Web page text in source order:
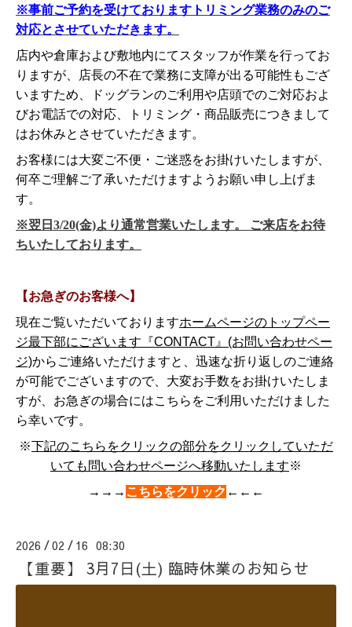
※事前ご予約を受けておりますトリミング業務のみのご
対応とさせていただきます。
店内や倉庫および敷地内にてスタッフが作業を行ってお
りますが、店長の不在で業務に支障が出る可能性もござ
いますため、ドッグランのご利用や店頭でのご対応およ
びお電話での対応、トリミング・商品販売につきまして
はお休みとさせていただきます。
お客様には大変ご不便・ご迷惑をお掛けいたしますが、
何卒ご理解ご了承いただけますようお願い申し上げま
す。
※翌日3/20(金)より通常営業いたします。 ご来店をお待
ちいたしております。
【お急ぎのお客様へ】
現在ご覧いただいておりますホームページのトップペー
ジ最下部にございます『CONTACT』(お問い合わせペー
ジ)からご連絡いただけますと、迅速な折り返しのご連絡
が可能でございますので、大変お手数をお掛けいたしま
すが、お急ぎの場合にはこちらをご利用いただけました
ら幸いです。
※下記のこ ちらをクリックの部分をクリックしていただ
いても問い合わせページへ移動いたします※
→→→ こちらをクリック ←←←
2026 /02 / 16 08:30
【重要】 3月7日(土) 臨時休業のお知らせ